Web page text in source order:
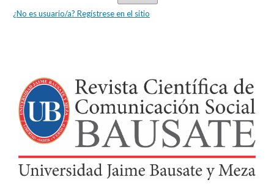
¿No es usuario/a? Regístrese en el sitio